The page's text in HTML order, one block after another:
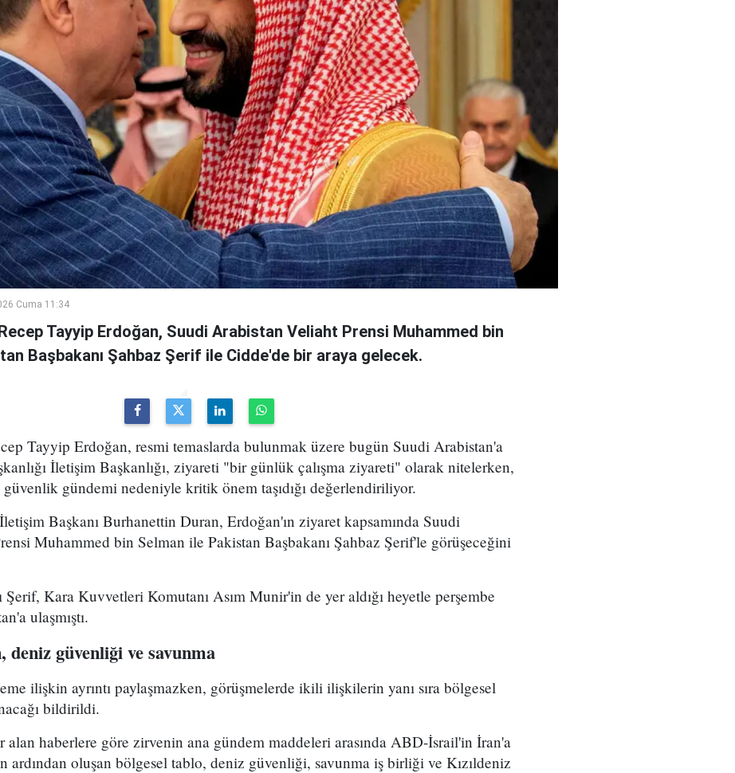
Cuma 11:34
Tayyip Erdoğan, Suudi Arabistan Veliaht Prensi Muhammed bin
Başbakanı Şahbaz Şerif ile Cidde'de bir araya gelecek.
Tayyip Erdoğan, resmi temaslarda bulunmak üzere bugün Suudi Arabistan'a
İletişim Başkanlığı, ziyareti "bir günlük çalışma ziyareti" olarak nitelerken,
güvenlik gündemi nedeniyle kritik önem taşıdığı değerlendiriliyor.
Başkanı Burhanettin Duran, Erdoğan'ın ziyaret kapsamında Suudi
Muhammed bin Selman ile Pakistan Başbakanı Şahbaz Şerif'le görüşeceğini
Şerif, Kara Kuvvetleri Komutanı Asım Munir'in de yer aldığı heyetle perşembe
ulaşmıştı.
güvenliği ve savunma
ilişkin ayrıntı paylaşmazken, görüşmelerde ikili ilişkilerin yanı sıra bölgesel
bildirildi.
alan haberlere göre zirvenin ana gündem maddeleri arasında ABD-İsrail'in İran'a
ardından oluşan bölgesel tablo, deniz güvenliği, savunma iş birliği ve Kızıldeniz